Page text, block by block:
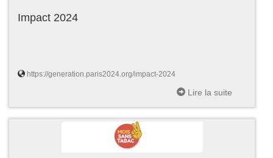
Impact 2024
https://generation.paris2024.org/impact-2024
Lire la suite